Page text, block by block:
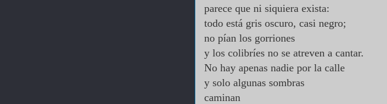
parece que ni siquiera exista:
todo está gris oscuro, casi negro;
no pían los gorriones
y los colibríes no se atreven a cantar.
No hay apenas nadie por la calle
y solo algunas sombras
caminan